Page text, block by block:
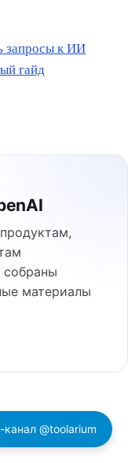
запросы к ИИ
гайд
собраны
материалы
канал @toolarium